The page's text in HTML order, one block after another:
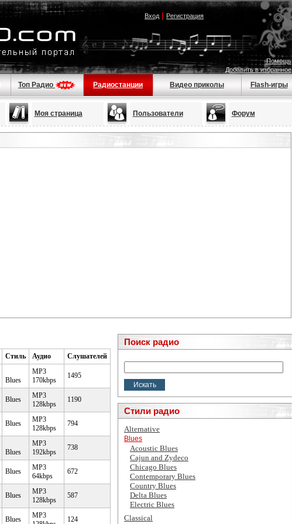
Вход| Регистрация
Помощь
Добавить в избранное
Топ Радио Радиостанции Видео приколы Flash-игры
Моя страница Пользователи Форум
Стиль Аудио Слушателей
Blues
MP3
170kbps
1495
Blues
MP3
128kbps
1190
Blues
MP3
128kbps
794
Blues
MP3
192kbps
738
Blues
MP3
64kbps
672
Blues
MP3
128kbps
587
Blues
MP3
124
Поиск радио
Стили радио
Alternative
Blues
Acoustic Blues
Cajun and Zydeco
Chicago Blues
Contemporary Blues
Country Blues
Delta Blues
Electric Blues
Classical